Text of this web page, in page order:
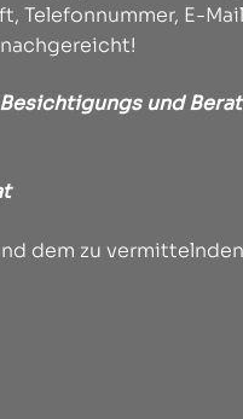
Telefonnummer, E-
und
dem zu